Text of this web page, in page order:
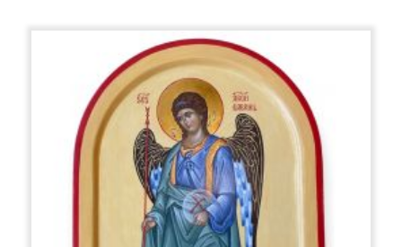
La lumière accentue les points importants qui doivent
ressortir selon un sens théologique et signifier la
transcendance du personnage représenté, qui lui-
même transmet la lumière et ne la reçoit pas de
l'extérieur comme dans les représentations de l'art
occidental.
Lorsque le travail est terminé, le nom du personnage
ou de l'épisode représenté par l'icône est écrit. Les